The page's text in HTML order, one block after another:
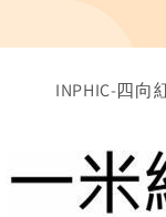
INPHIC-四向